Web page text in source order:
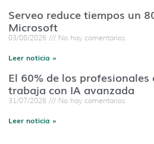
Serveo reduce tiempos un
Microsoft
03/08/2026 No hay comentarios
Leer noticia »
El 60% de los profesionales
trabaja con IA avanzada
31/07/2026 No hay comentarios
Leer noticia »